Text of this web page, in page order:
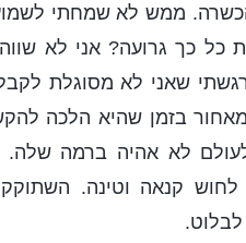
ממש לא שמחתי
כל כך גרועה? אני לא
שאני לא מסוגלת
בזמן שהיא הלכה
לא אהיה ברמה שלה.
קנאה וטינה.
לבלוט.